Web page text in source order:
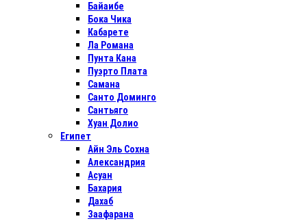
Байаибе
Бока Чика
Кабарете
Ла Романа
Пунта Кана
Пуэрто Плата
Самана
Санто Доминго
Сантьяго
Хуан Долио
Египет
Айн Эль Сохна
Александрия
Асуан
Бахария
Дахаб
Заафарана